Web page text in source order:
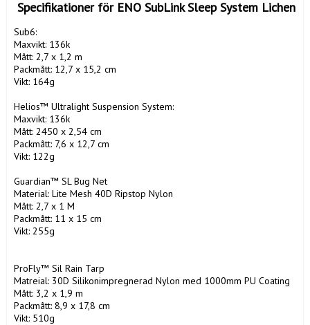
Specifikationer för ENO SubLink Sleep System Lichen
Sub6:
Maxvikt: 136k
Mått: 2,7 x 1,2 m
Packmått: 12,7 x 15,2 cm
Vikt: 164g
Helios™ Ultralight Suspension System:
Maxvikt: 136k
Mått: 2450 x 2,54 cm
Packmått: 7,6 x 12,7 cm
Vikt: 122g
Guardian™ SL Bug Net
Material: Lite Mesh 40D Ripstop Nylon
Mått: 2,7 x 1 M
Packmått: 11 x 15 cm
Vikt: 255g
ProFly™ Sil Rain Tarp
Matreial: 30D Silikonimpregnerad Nylon med 1000mm PU Coating
Mått: 3,2 x 1,9 m
Packmått: 8,9 x 17,8 cm
Vikt: 510g